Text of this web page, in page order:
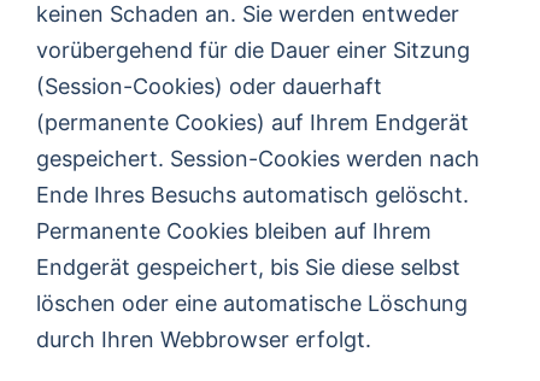
keinen Schaden an. Sie werden entweder
vorübergehend für die Dauer einer Sitzung
(Session-Cookies) oder dauerhaft
(permanente Cookies) auf Ihrem Endgerät
gespeichert. Session-Cookies werden nach
Ende Ihres Besuchs automatisch gelöscht.
Permanente Cookies bleiben auf Ihrem
Endgerät gespeichert, bis Sie diese selbst
löschen oder eine automatische Löschung
durch Ihren Webbrowser erfolgt.